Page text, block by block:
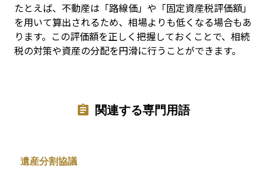
たとえば、不動産は「路線価」や「固定資産税評価額」
を用いて算出されるため、相場よりも低くなる場合もあ
ります。この評価額を正しく把握しておくことで、相続
税の対策や資産の分配を円滑に行うことができます。
関連する専門用語
遺産分割協議